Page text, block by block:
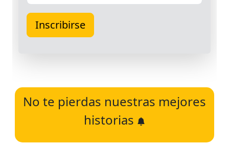
No te pierdas nuestras mejores
historias